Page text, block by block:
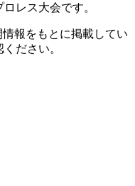
レス大会です。
報をもとに掲載してい
ださい。